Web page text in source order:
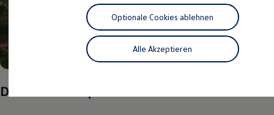
Ladezeitensimulator
Ladelösungen für Privatkunden
Ladelösungen für Gewerbekunden
Wallbox und Ladekabel
Bidirektionales Laden
Förderung & Kosten der Elektrofahrzeuge
Kostensimulator
Das Sommer-Special
Alle Akzeptieren
Optionale Cookies ablehnen